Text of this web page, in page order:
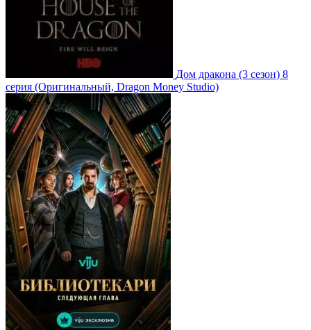
Дом дракона (3 сезон) 8
серия (Оригинальный, Dragon Money Studio)